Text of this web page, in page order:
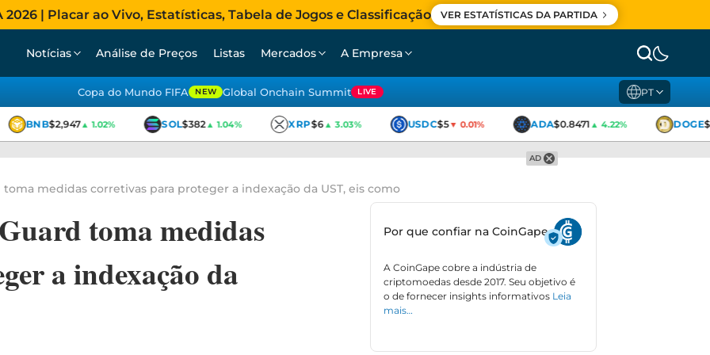
| Placar ao Vivo, Estatísticas, Tabela de Jogos e Classificação VER ESTATÍSTICAS DA PARTIDA
Notícias Análise de Preços Listas Mercados A Empresa
Copa do Mundo FIFA NEW Global Onchain Summit LIVE PT
BNB$2,947▲ 1.02% SOL$382▲ 1.04% XRP$6▲ 3.03% USDC$5▼ 0.01% ADA$0.8471▲ 4.22% DOGE
AD
medidas corretivas para proteger a indexação da UST, eis como
toma medidas
a indexação da
Por que confiar na CoinGape
A CoinGape cobre a indústria de
criptomoedas desde 2017. Seu objetivo é
o de fornecer insights informativos Leia
mais…